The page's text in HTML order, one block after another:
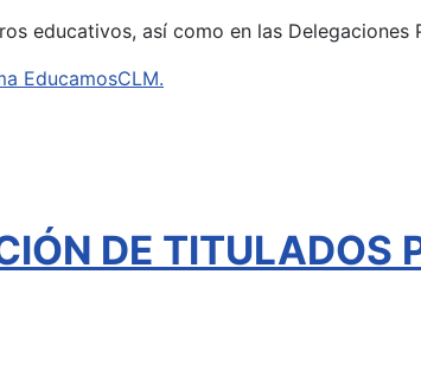
educativos, así como en las
EducamosCLM.
DE